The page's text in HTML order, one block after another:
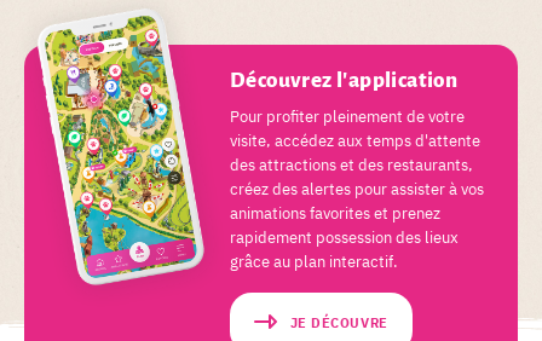
Découvrez l'application
Pour profiter pleinement de votre
visite, accédez aux temps d'attente
des attractions et des restaurants,
créez des alertes pour assister à vos
animations favorites et prenez
rapidement possession des lieux
grâce au plan interactif.
JE DÉCOUVRE